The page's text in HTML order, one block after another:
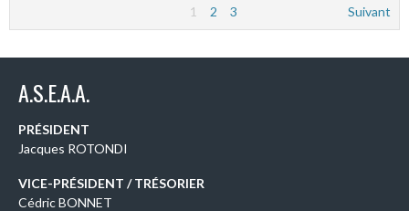
1 2 3 Suivant
A.S.E.A.A.
PRÉSIDENT
Jacques ROTONDI
VICE-PRÉSIDENT / TRÉSORIER
Cédric BONNET